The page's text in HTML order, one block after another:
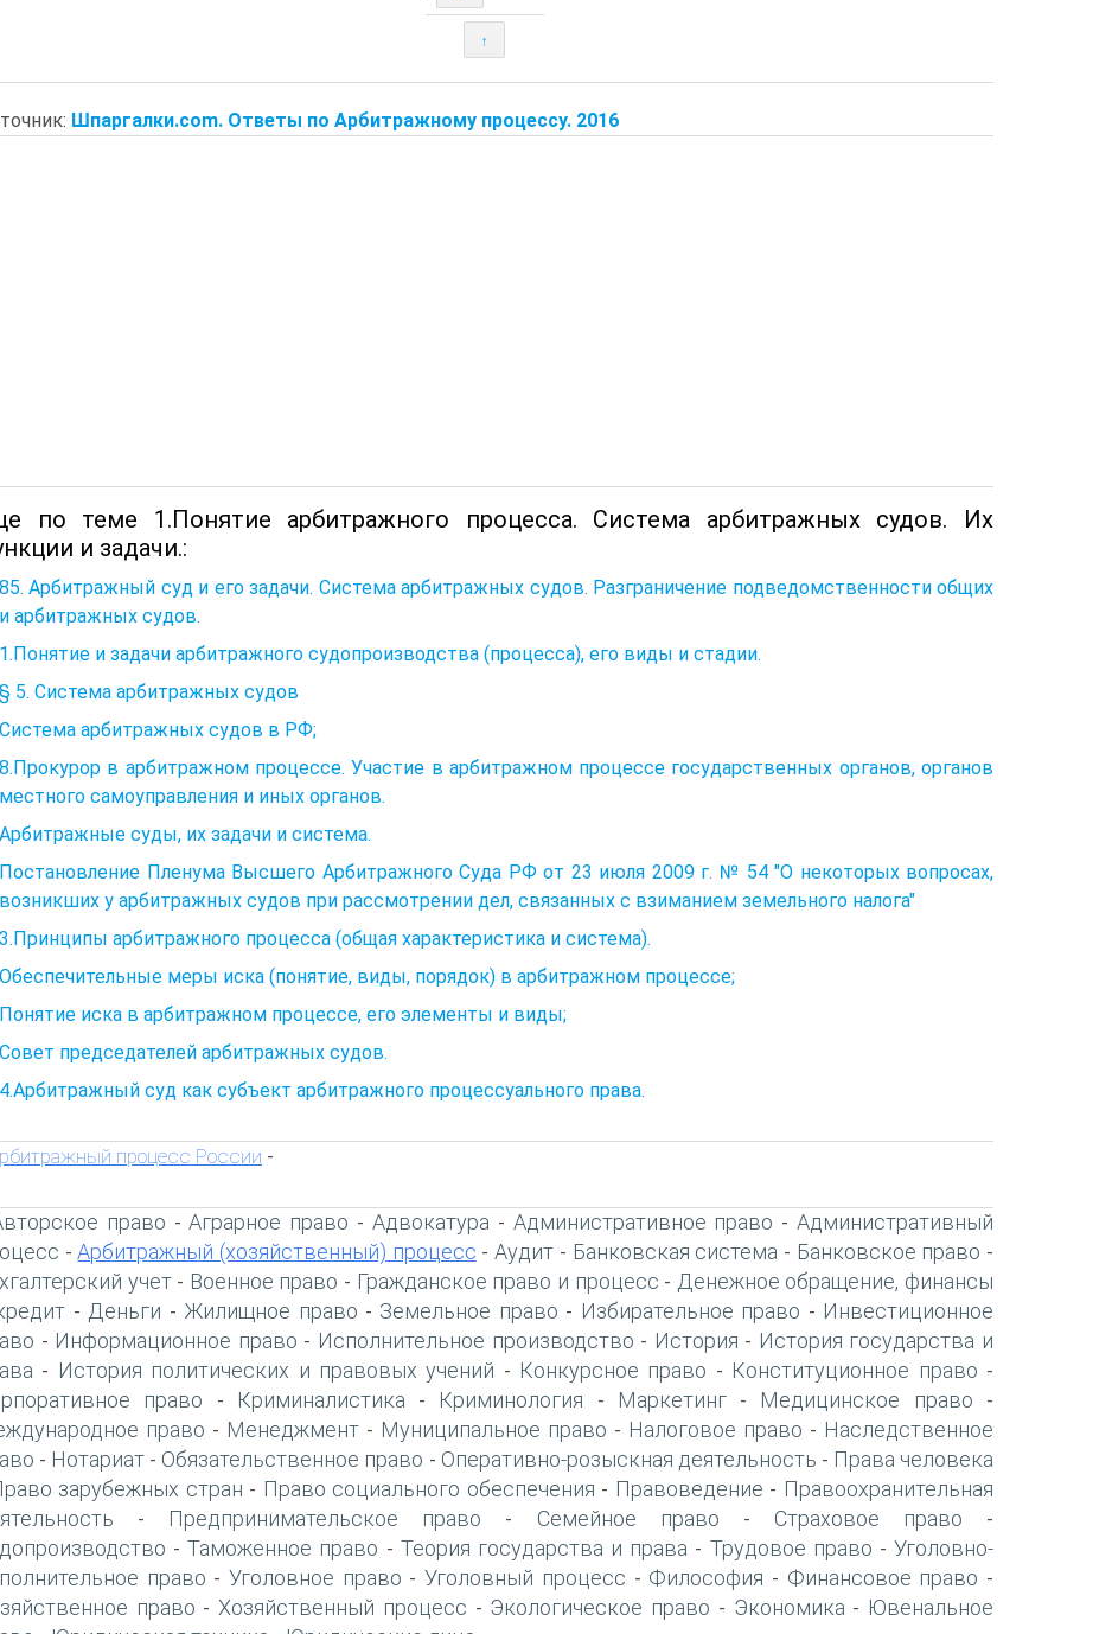
↑
Шпаргалки.com. Ответы по Арбитражному процессу. 2016
по теме 1.Понятие арбитражного процесса. Система арбитражных судов. Их
и задачи.:
85. Арбитражный суд и его задачи. Система арбитражных судов. Разграничение подведомственности общих
и арбитражных судов.
1.Понятие и задачи арбитражного судопроизводства (процесса), его виды и стадии.
§ 5. Система арбитражных судов
Система арбитражных судов в РФ;
8.Прокурор в арбитражном процессе. Участие в арбитражном процессе государственных органов, органов
местного самоуправления и иных органов.
Арбитражные суды, их задачи и система.
Постановление Пленума Высшего Арбитражного Суда РФ от 23 июля 2009 г. № 54 "О некоторых вопросах,
возникших у арбитражных судов при рассмотрении дел, связанных с взиманием земельного налога"
3.Принципы арбитражного процесса (общая характеристика и система).
Обеспечительные меры иска (понятие, виды, порядок) в арбитражном процессе;
Понятие иска в арбитражном процессе, его элементы и виды;
Совет председателей арбитражных судов.
4.Арбитражный суд как субъект арбитражного процессуального права.
процесс России -
право -Аграрное право - Адвокатура - Административное право -Административный
-Арбитражный (хозяйственный) процесс -Аудит - Банковская система - Банковское право -
учет- Военное право - Гражданское право и процесс - Денежное обращение, финансы
- Деньги - Жилищное право - Земельное право - Избирательное право - Инвестиционное
- Информационное право - Исполнительное производство - История - История государства и
- История политических и правовых учений - Конкурсное право - Конституционное право -
право - Криминалистика - Криминология - Маркетинг- Медицинское право -
право - Менеджмент - Муниципальное право - Налоговое право - Наследственное
- Нотариат - Обязательственное право - Оперативно-розыскная деятельность - Права человека
зарубежных стран - Право социального обеспечения - Правоведение - Правоохранительная
- Предпринимательское право - Семейное право - Страховое право -
-Таможенное право - Теория государства и права - Трудовое право -Уголовно-
право -Уголовное право -Уголовный процесс - Философия - Финансовое право -
право - Хозяйственный процесс - Экологическое право - Экономика - Ювенальное